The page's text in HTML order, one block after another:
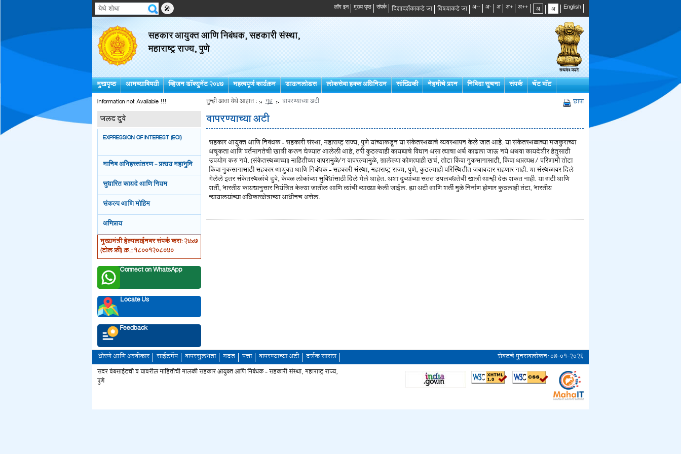
🎤 दिशादर्शकाकडे जा विषयाकडे जा
सहकार आयुक्त आणि निबंधक, सहकारी संस्था,
महाराष्ट्र राज्य, पुणे
मुखपृष्ठ आमच्याविषयी व्हिजन डॉक्युमेंट २०४७ महत्वपूर्ण कार्यक्रम डाऊनलोडस लोकसेवा हक्क अधिनियम सांख्यिकी नेहमीचे प्रश्न निविदा सूचना संपर्क
चॅट बॉट
Information not Available !!!
जलद दुवे
EXPRESSION OF INTEREST (EOI)
मानिव अभिहस्तांतरण - प्रत्यय महाभुमि
सुधारित कायदे आणि नियम
संकल्प आणि मोहिम
अभिप्राय
मुख्यमंत्री हेल्पलाईनवर संपर्क करा: 24x7
(टोल फ्री) क्र.: 18001208040
Connect on WhatsApp
Locate Us
Feedback
तुम्ही आता येथे आहात : गृह वापरण्याच्या अटी छापा
वापरण्याच्या अटी
सहकार आयुक्त आणि निबंधक - सहकारी संस्था, महाराष्ट्र राज्य, पुणे यांच्याकडून या संकेतस्थळाचे व्यवस्थापन केले जात आहे. या संकेतस्थळाच्या मजकुराच्या
अचूकता आणि वर्तमानतेची खात्री करून घेण्यात आलेली आहे, तरी कुठल्याही कायद्याचे विधान असा त्याचा अर्थ काढला जाऊ नये अथवा कायदेशीर हेतुसाठी
उपयोग करु नये. (संकेतस्थळाच्या) माहितीच्या वापरामुळे/न वापरल्यामुळे, झालेल्या कोणत्याही खर्च, तोटा किंवा नुकसानासाठी, किंवा अप्रत्यक्ष / परिणामी तोटा
किंवा नुकसानासाठी सहकार आयुक्त आणि निबंधक - सहकारी संस्था, महाराष्ट्र राज्य, पुणे, कुठल्याही परिस्थितीत जबाबदार राहणार नाही. या संस्थळावर दिले
गेलेले इतर संकेतस्थळांचे दुवे, केवळ लोकांच्या सुविधांसाठी दिले गेले आहेत. अशा दुव्यांच्या सतत उपलबधतेची खात्री आम्ही देऊ शकत नाही. या अटी आणि
शर्ती, भारतीय कायद्यानुसार नियंत्रित केल्या जातील आणि त्यांची व्याख्या केली जाईल. ह्या अटी आणि शर्ती मुळे निर्माण होणार कुठलाही तंटा, भारतीय
न्यायालयांच्या अधिकारक्षेत्राच्या आधीनच असेल.
धोरणे आणि अस्वीकार साईटमॅप वापरसुलभता मदत पत्ता वापरण्याच्या अटी दर्शक सारांश शेवटचे पुनरावलोकन:०७-०१-२०२६
सदर वेबसाईटची व यावरील माहितीची मालकी सहकार आयुक्त आणि निबंधक - सहकारी संस्था, महाराष्ट्र राज्य,
पुणे